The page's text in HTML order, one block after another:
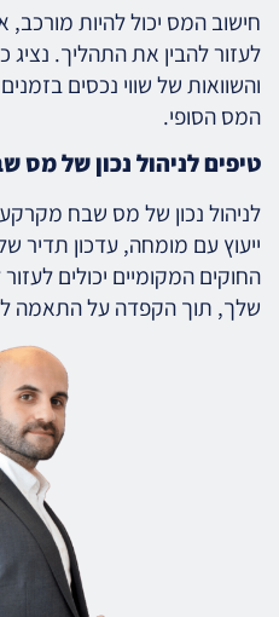
חישוב המס יכול להיות מורכב,
לעזור להבין את התהליך.
והשוואות של שווי נכסים
המס הסופי.
טיפים לניהול נכון של מס
לניהול נכון של מס שבח
ייעוץ עם מומחה, עדכון תדיר
החוקים המקומיים יכולים
שלך, תוך הקפדה על התאמה